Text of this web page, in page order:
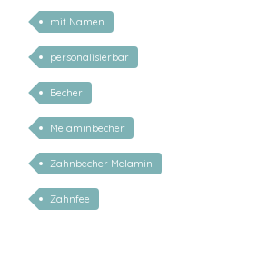
mit Namen
personalisierbar
Becher
Melaminbecher
Zahnbecher Melamin
Zahnfee